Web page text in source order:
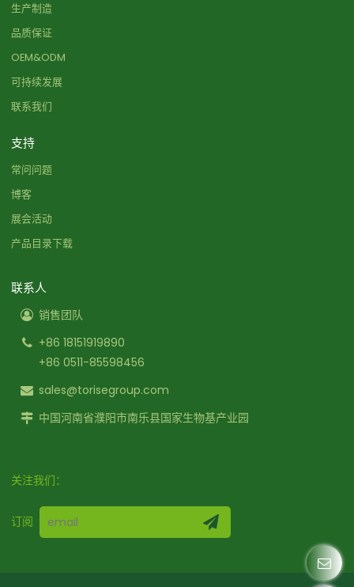
生产制造
品质保证
OEM&ODM
可持续发展
联系我们
支持
常问问题
博客
展会活动
产品目录下载
联系人
销售团队
+86 18151919890
+86 0511-85598456
sales@torisegroup.com
中国河南省濮阳市南乐县国家生物基产业园
关注我们：
订阅